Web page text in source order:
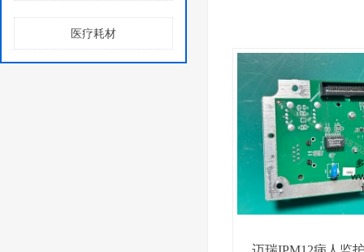
医疗耗材